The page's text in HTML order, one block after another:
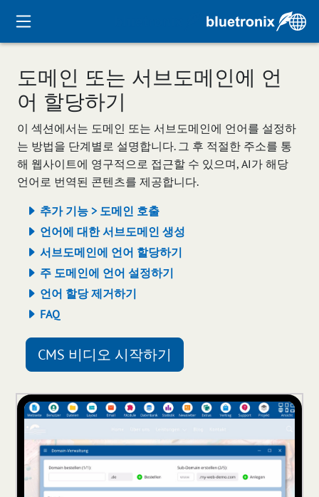
도메인 또는 서브도메인에 언
어 할당하기
이 섹션에서는 도메인 또는 서브도메인에 언어를 설정하
는 방법을 단계별로 설명합니다. 그 후 적절한 주소를 통
해 웹사이트에 영구적으로 접근할 수 있으며, AI가 해당
언어로 번역된 콘텐츠를 제공합니다.
추가 기능 > 도메인 호출
언어에 대한 서브도메인 생성
서브도메인에 언어 할당하기
주 도메인에 언어 설정하기
언어 할당 제거하기
FAQ
CMS 비디오 시작하기